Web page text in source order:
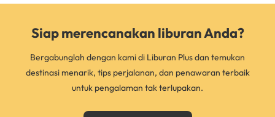
Siap merencanakan liburan Anda?
Bergabunglah dengan kami di Liburan Plus dan temukan
destinasi menarik, tips perjalanan, dan penawaran terbaik
untuk pengalaman tak terlupakan.